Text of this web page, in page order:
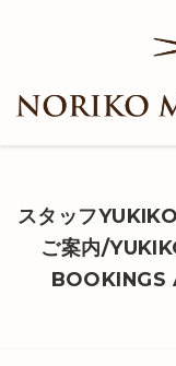
スタッフ
ご案内/
BOOKINGS